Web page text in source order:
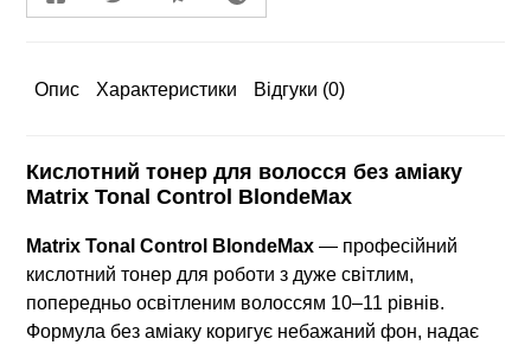
Опис Характеристики Відгуки (0)
Кислотний тонер для волосся без аміаку
Matrix Tonal Control BlondeMax
Matrix Tonal Control BlondeMax — професійний
кислотний тонер для роботи з дуже світлим,
попередньо освітленим волоссям 10–11 рівнів.
Формула без аміаку коригує небажаний фон, надає